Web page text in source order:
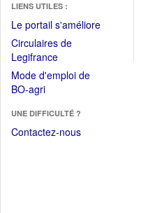
LIENS UTILES :
Le portail s'améliore(Fichier
Circulaires de
Legifrance(Ouvrir
dans
une
fenêtre)
Mode d'emploi de
BO-agri(Ouvrir
une
nouvelle
UNE DIFFICULTÉ ?
Contactez-nous